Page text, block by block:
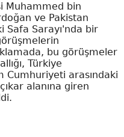
Muhammed bin
ve Pakistan
Safa Sarayı'nda bir
bu görüşmeler
Türkiye
Cumhuriyeti arasındaki
alanına giren